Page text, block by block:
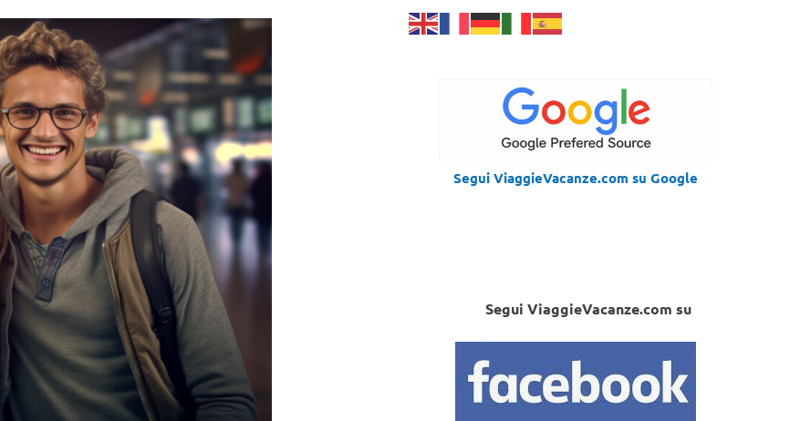
Segui ViaggieVacanze.com su Google
Segui ViaggieVacanze.com su